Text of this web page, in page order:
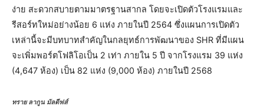
ง่าย สะดวกสบายตามมาตรฐานสากล โดยจะเปิดตัวโรงแรมและ
รีสอร์ทใหม่อย่างน้อย 6 แห่ง ภายในปี 2564 ซึ่งแผนการเปิดตัว
เหล่านี้จะมีบทบาทสำคัญในกลยุทธ์การพัฒนาของ SHR ที่มีแผน
จะเพิ่มพอร์ตโฟลิโอเป็น 2 เท่า ภายใน 5 ปี จากโรงแรม 39 แห่ง
(4,647 ห้อง) เป็น 82 แห่ง (9,000 ห้อง) ภายในปี 2568
ทราย ลากูน มัลดีฟส์